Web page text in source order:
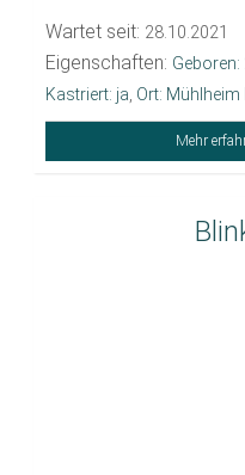
Wartet seit: 28.10.2021
Eigenschaften: Geboren:
Kastriert: ja Ort: Mühlheim
Mehr